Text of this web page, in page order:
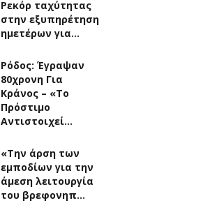
Ρεκόρ ταχύτητας
στην εξυπηρέτηση
ημετέρων για…
Ρόδος: Έγραψαν
80χρονη Για
Κράνος – «Το
Πρόστιμο
Αντιστοιχεί…
«Την άρση των
εμποδίων για την
άμεση λειτουργία
του βρεφονηπ…